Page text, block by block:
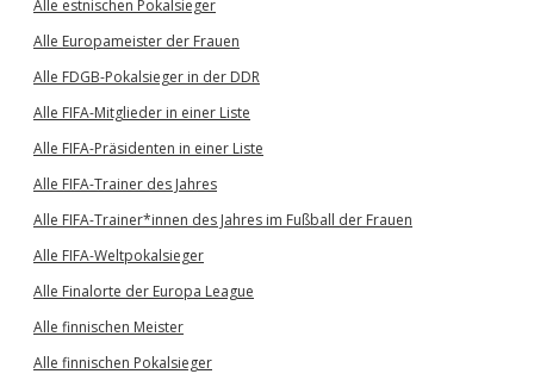
Alle estnischen Pokalsieger
Alle Europameister der Frauen
Alle FDGB-Pokalsieger in der DDR
Alle FIFA-Mitglieder in einer Liste
Alle FIFA-Präsidenten in einer Liste
Alle FIFA-Trainer des Jahres
Alle FIFA-Trainer*innen des Jahres im Fußball der Frauen
Alle FIFA-Weltpokalsieger
Alle Finalorte der Europa League
Alle finnischen Meister
Alle finnischen Pokalsieger